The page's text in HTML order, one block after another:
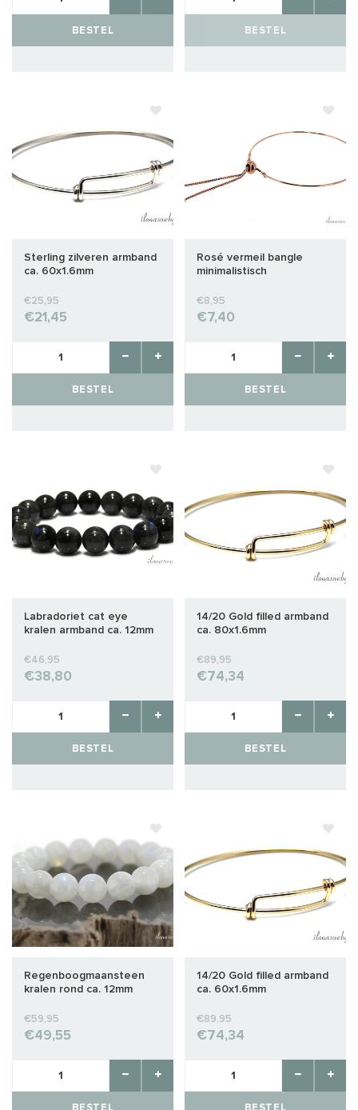
BESTEL BESTEL
Sterling zilveren armband
ca. 60x1.6mm
€25,95
€21,45
BESTEL
Rosé vermeil bangle
minimalistisch
€8,95
€7,40
BESTEL
Labradoriet cat eye
kralen armband ca. 12mm
€46,95
€38,80
BESTEL
14/20 Gold filled armband
ca. 80x1.6mm
€89,95
€74,34
BESTEL
Regenboogmaansteen
kralen rond ca. 12mm
€59,95
€49,55
14/20 Gold filled armband
ca. 60x1.6mm
€89,95
€74,34